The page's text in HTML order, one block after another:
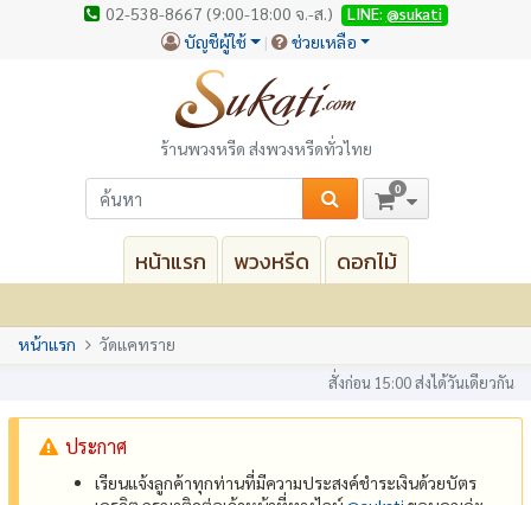
02-538-8667 (9:00-18:00 จ.-ส.) LINE: @sukati
บัญชีผู้ใช้ ช่วยเหลือ
ร้านพวงหรีด ส่งพวงหรีดทั่วไทย
0
หน้าแรก พวงหรีด ดอกไม้
หน้าแรก วัดแคทราย
สั่งก่อน 15:00 ส่งได้วันเดียวกัน
ประกาศ
เรียนแจ้งลูกค้าทุกท่านที่มีความประสงค์ชำระเงินด้วยบัตร